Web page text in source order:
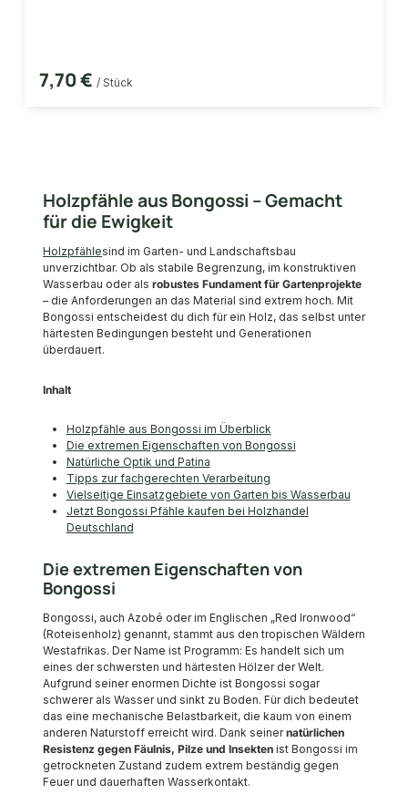
7,70 € / Stück
Holzpfähle aus Bongossi – Gemacht
für die Ewigkeit
Holzpfählesind im Garten- und Landschaftsbau
unverzichtbar. Ob als stabile Begrenzung, im konstruktiven
Wasserbau oder als robustes Fundament für Gartenprojekte
– die Anforderungen an das Material sind extrem hoch. Mit
Bongossi entscheidest du dich für ein Holz, das selbst unter
härtesten Bedingungen besteht und Generationen
überdauert.
Inhalt
Holzpfähle aus Bongossi im Überblick
Die extremen Eigenschaften von Bongossi
Natürliche Optik und Patina
Tipps zur fachgerechten Verarbeitung
Vielseitige Einsatzgebiete von Garten bis Wasserbau
Jetzt Bongossi Pfähle kaufen bei Holzhandel
Deutschland
Die extremen Eigenschaften von
Bongossi
Bongossi, auch Azobé oder im Englischen „Red Ironwood“
(Roteisenholz) genannt, stammt aus den tropischen Wäldern
Westafrikas. Der Name ist Programm: Es handelt sich um
eines der schwersten und härtesten Hölzer der Welt.
Aufgrund seiner enormen Dichte ist Bongossi sogar
schwerer als Wasser und sinkt zu Boden. Für dich bedeutet
das eine mechanische Belastbarkeit, die kaum von einem
anderen Naturstoff erreicht wird. Dank seinernatürlichen
Resistenz gegen Fäulnis, Pilze und Insekten ist Bongossi im
getrockneten Zustand zudem extrem beständig gegen
Feuer und dauerhaften Wasserkontakt.